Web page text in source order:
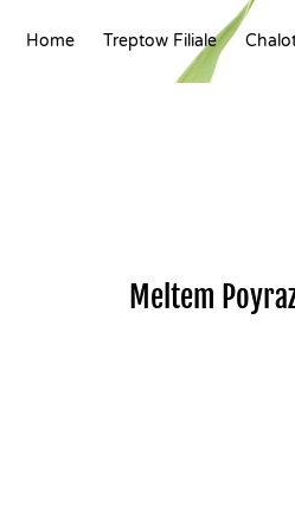
Home Treptow Filiale
Meltem